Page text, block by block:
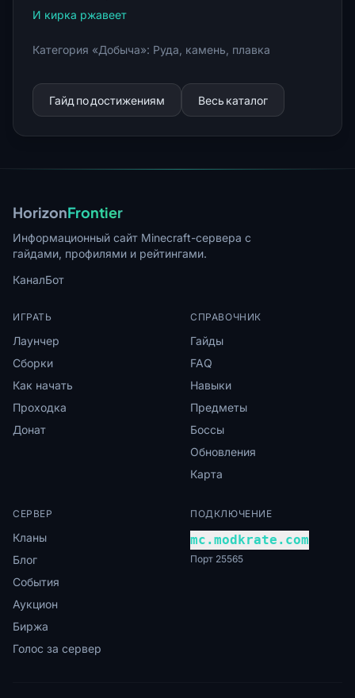
И кирка ржавеет
Категория «Добыча»: Руда, камень, плавка
Гайд по достижениям Весь каталог
HorizonFrontier
Информационный сайт Minecraft-сервера с
гайдами, профилями и рейтингами.
КаналБот
ИГРАТЬ
Лаунчер
Сборки
Как начать
Проходка
Донат
СПРАВОЧНИК
Гайды
FAQ
Навыки
Предметы
Боссы
Обновления
Карта
СЕРВЕР
Кланы
Блог
События
Аукцион
Биржа
Голос за сервер
ПОДКЛЮЧЕНИЕ
mc.modkrate.com
Порт 25565